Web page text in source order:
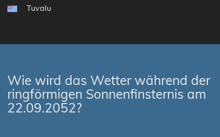
Tuvalu
Wie wird das Wetter während der
ringförmigen Sonnenfinsternis am
22.09.2052?